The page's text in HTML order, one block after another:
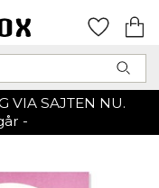
VIA SAJTEN NU.
-